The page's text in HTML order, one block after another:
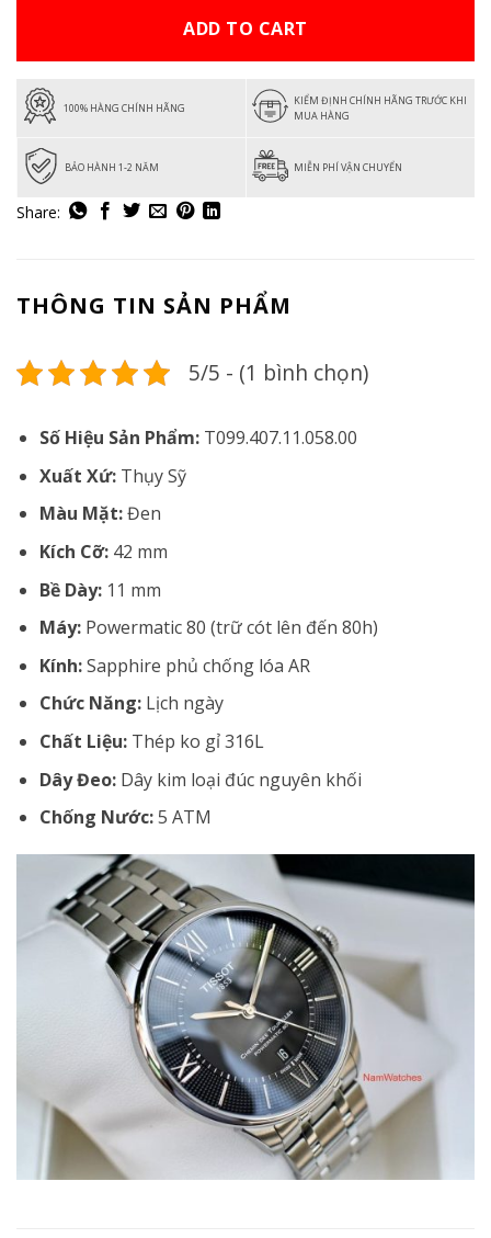
ADD TO CART
100% HÀNG CHÍNH HÃNG
KIỂM ĐỊNH CHÍNH HÃNG TRƯỚC KHI
MUA HÀNG
BẢO HÀNH 1-2 NĂM MIỄN PHÍ VẬN CHUYỂN
THÔNG TIN SẢN PHẨM
5/5 - (1 bình chọn)
Số Hiệu Sản Phẩm:T099.407.11.058.00
Xuất Xứ:Thụy Sỹ
Màu Mặt:Đen
Kích Cỡ:42 mm
Bề Dày:11 mm
Máy:Powermatic 80 (trữ cót lên đến 80h)
Kính:Sapphire phủ chống lóa AR
Chức Năng:Lịch ngày
Chất Liệu: Thép ko gỉ 316L
Dây Đeo:Dây kim loại đúc nguyên khối
Chống Nước:5 ATM